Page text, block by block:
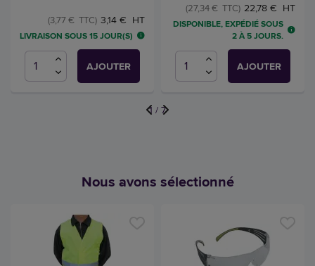
3,14 € HT
(3,77 € TTC)
LIVRAISON SOUS 15 JOUR(S)
AJOUTER
22,78 € HT
(27,34 € TTC)
DISPONIBLE, EXPÉDIÉ SOUS
2 À 5 JOURS.
AJOUTER
1 / 7
Nous avons sélectionné